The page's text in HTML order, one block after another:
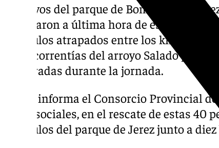
Efectivos del parque de Bomberos de
rescataron a última hora de este lunes 3
vehículos atrapados entre los
las escorrentías del arroyo Salado
registradas durante la jornada.
Según informa el Consorcio Provincial de
redes sociales, en el rescate de estas 40
vehículos del parque de Jerez junto a diez